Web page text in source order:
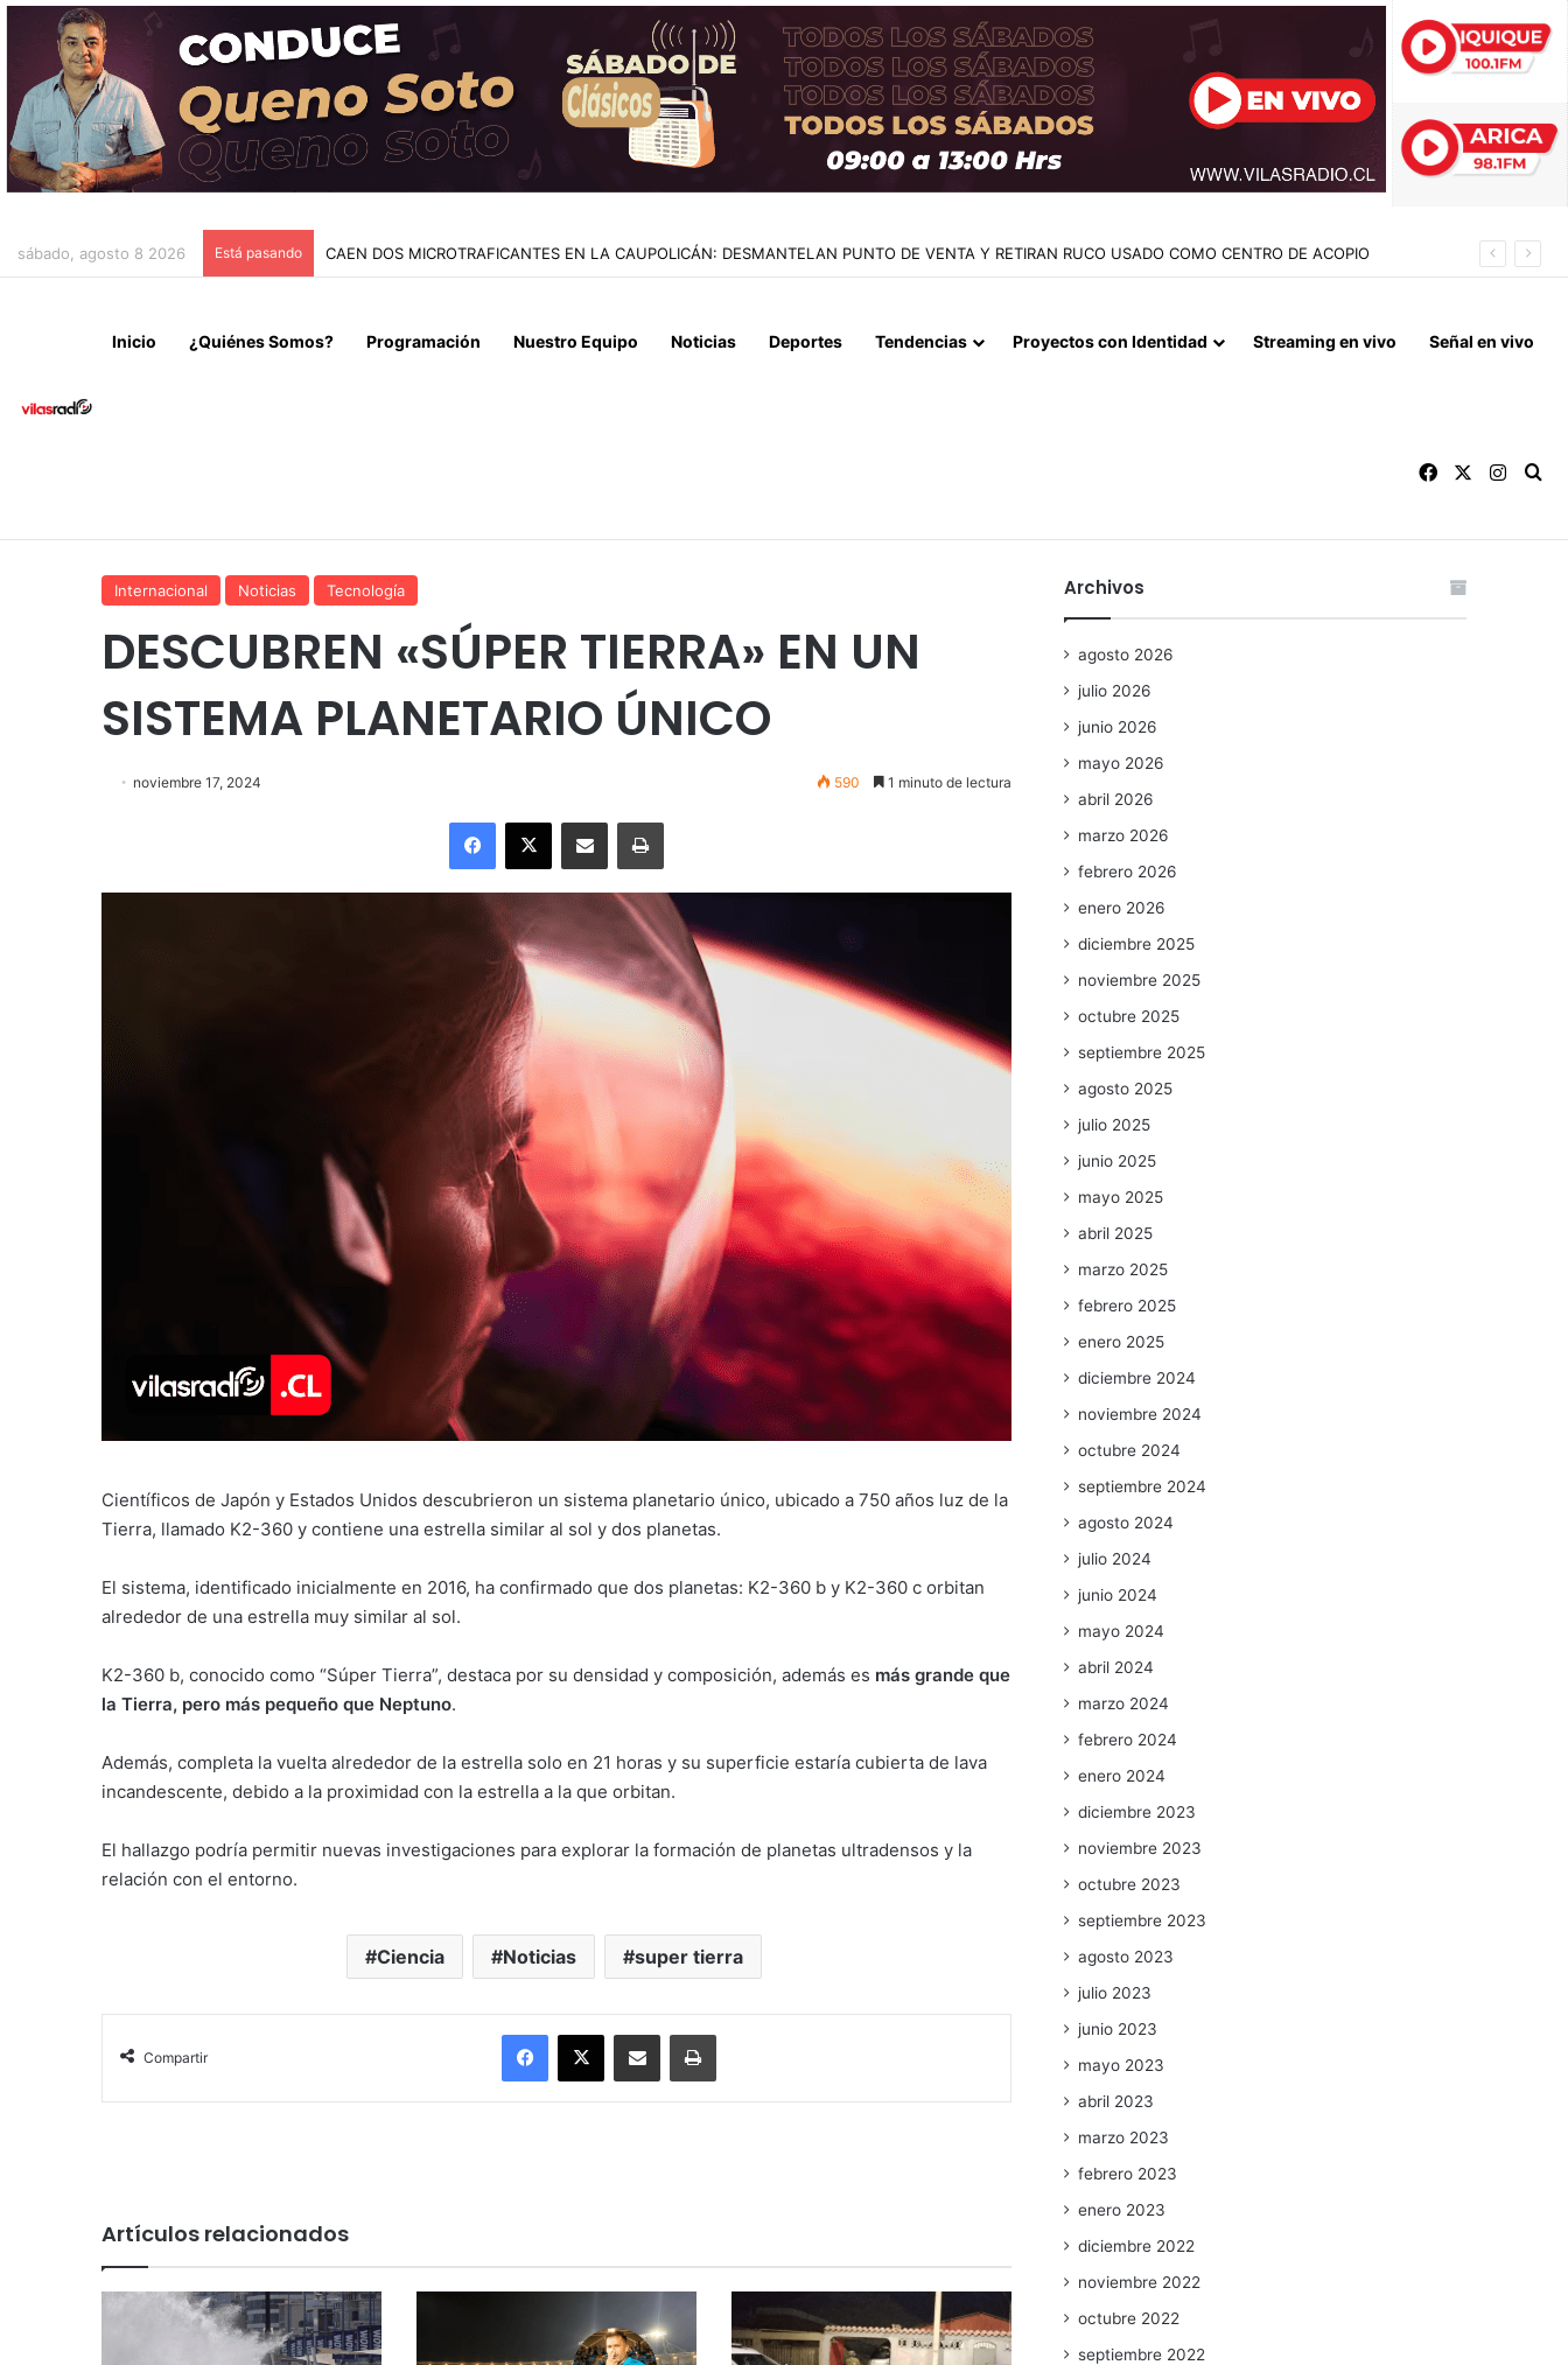
sábado, agosto 8 2026 Está pasando FALLECE JORGE MESSI A LOS 68 AÑOS: ADIÓS AL PADRE Y ARQUITECTO DE LA CARRERA DE LIONEL MESSI
Inicio ¿Quiénes Somos? Programación Nuestro Equipo Noticias Deportes Tendencias Proyectos con Identidad Streaming en vivo Señal en vivo
Facebook
Internacional Noticias Tecnología
DESCUBREN «SÚPER TIERRA» EN UN
SISTEMA PLANETARIO ÚNICO
noviembre 17, 2024 590 1 minuto de lectura
Facebook
X Enviar vía email Imprimir
Científicos de Japón y Estados Unidos descubrieron un sistema planetario único, ubicado a 750 años luz de la
Tierra, llamado K2-360 y contiene una estrella similar al sol y dos planetas.
El sistema, identificado inicialmente en 2016, ha confirmado que dos planetas: K2-360 b y K2-360 c orbitan
alrededor de una estrella muy similar al sol.
K2-360 b, conocido como “Súper Tierra”, destaca por su densidad y composición, además es más grande que
la Tierra, pero más pequeño que Neptuno.
Además, completa la vuelta alrededor de la estrella solo en 21 horas y su superficie estaría cubierta de lava
incandescente, debido a la proximidad con la estrella a la que orbitan.
El hallazgo podría permitir nuevas investigaciones para explorar la formación de planetas ultradensos y la
relación con el entorno.
Ciencia Noticias super tierra
Compartir
Facebook
X Enviar vía email Imprimir
Artículos relacionados
Archivos
agosto 2026
julio 2026
junio 2026
mayo 2026
abril 2026
marzo 2026
febrero 2026
enero 2026
diciembre 2025
noviembre 2025
octubre 2025
septiembre 2025
agosto 2025
julio 2025
junio 2025
mayo 2025
abril 2025
marzo 2025
febrero 2025
enero 2025
diciembre 2024
noviembre 2024
octubre 2024
septiembre 2024
agosto 2024
julio 2024
junio 2024
mayo 2024
abril 2024
marzo 2024
febrero 2024
enero 2024
diciembre 2023
noviembre 2023
octubre 2023
septiembre 2023
agosto 2023
julio 2023
junio 2023
mayo 2023
abril 2023
marzo 2023
febrero 2023
enero 2023
diciembre 2022
noviembre 2022
octubre 2022
septiembre 2022